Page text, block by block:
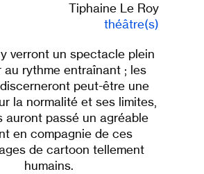
Tiphaine Le Roy
théâtre(s)
verront un spectacle plein
au rythme entraînant ; les
peut-être une
la normalité et ses limites,
auront passé un agréable
en compagnie de ces
de cartoon tellement
humains.